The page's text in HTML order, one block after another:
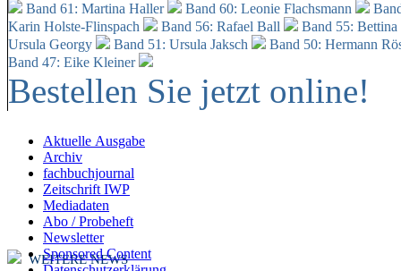
Band 61: Martina Haller
Band 60: Leonie Flachsmann
Karin Holste-Flinspach
Band 56: Rafael Ball
Band 55:
Ursula Georgy
Band 51: Ursula Jaksch Band 50: Hermann
Band 47: Eike Kleiner
Bestellen Sie jetzt online!
Aktuelle Ausgabe
Archiv
fachbuchjournal
Zeitschrift IWP
Mediadaten
Abo / Probeheft
Newsletter
Sponsored Content
WEITERE NEWS